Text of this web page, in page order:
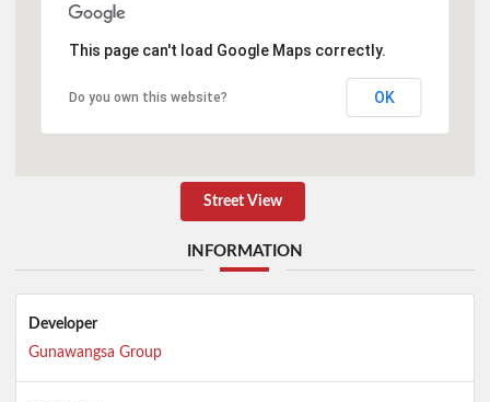
This page can't load Google Maps correctly.
Do you own this website? OK
Street View
INFORMATION
Developer
Gunawangsa Group